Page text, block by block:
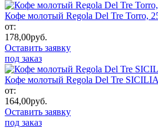
Кофе молотый Regola Del Tre Torro,
от:
178,00руб.
Оставить заявку
под заказ
Кофе молотый Regola Del Tre
от:
164,00руб.
Оставить заявку
под заказ